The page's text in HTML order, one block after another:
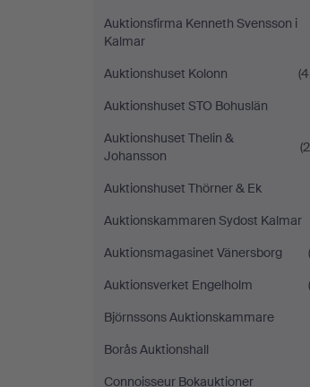
Auktionsfirma Kenneth Svensson i
Kalmar
Auktionshuset Kolonn
Auktionshuset STO Bohuslän
Auktionshuset Thelin &
Johansson
Auktionshuset Thörner & Ek
Auktionskammaren Sydost Kalmar
Auktionsmagasinet Vänersborg
Auktionsverket Engelholm
Björnssons Auktionskammare
Borås Auktionshall
Connoisseur Bokauktioner